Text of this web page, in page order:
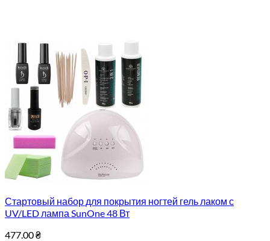
Стартовый набор для покрытия ногтей гель лаком с
UV/LED лампа SunOne 48 Вт
477.00₴